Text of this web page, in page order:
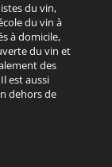
du vin,
du vin à
à domicile,
du vin et
des
est aussi
dehors de